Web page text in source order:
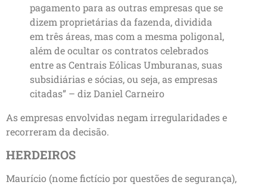
pagamento para as outras empresas que se
dizem proprietárias da fazenda, dividida
em três áreas, mas com a mesma poligonal,
além de ocultar os contratos celebrados
entre as Centrais Eólicas Umburanas, suas
subsidiárias e sócias, ou seja, as empresas
citadas” – diz Daniel Carneiro
As empresas envolvidas negam irregularidades e
recorreram da decisão.
HERDEIROS
Maurício (nome fictício por questões de segurança),